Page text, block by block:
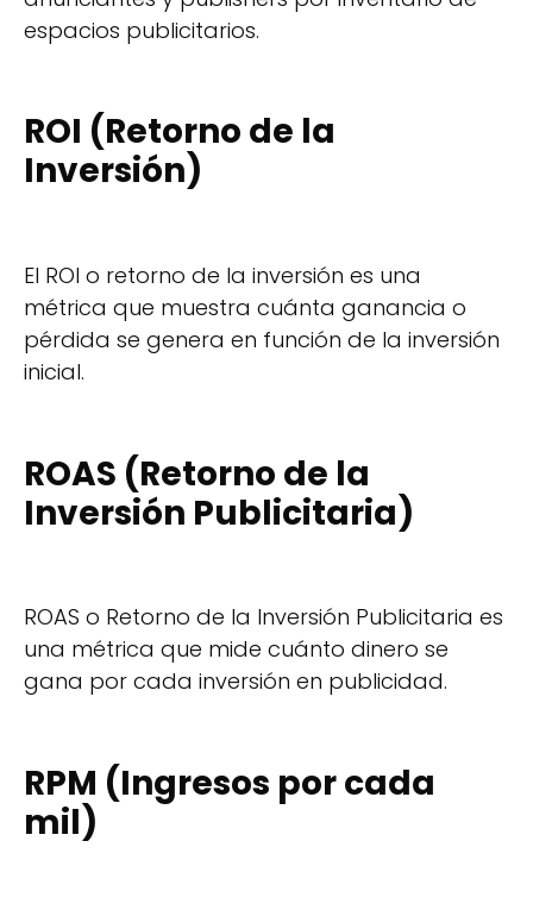
espacios publicitarios.
ROI (Retorno de la
Inversión)
El ROI o retorno de la inversión es una
métrica que muestra cuánta ganancia o
pérdida se genera en función de la inversión
inicial.
ROAS (Retorno de la
Inversión Publicitaria)
ROAS o Retorno de la Inversión Publicitaria es
una métrica que mide cuánto dinero se
gana por cada inversión en publicidad.
RPM (Ingresos por cada
mil)